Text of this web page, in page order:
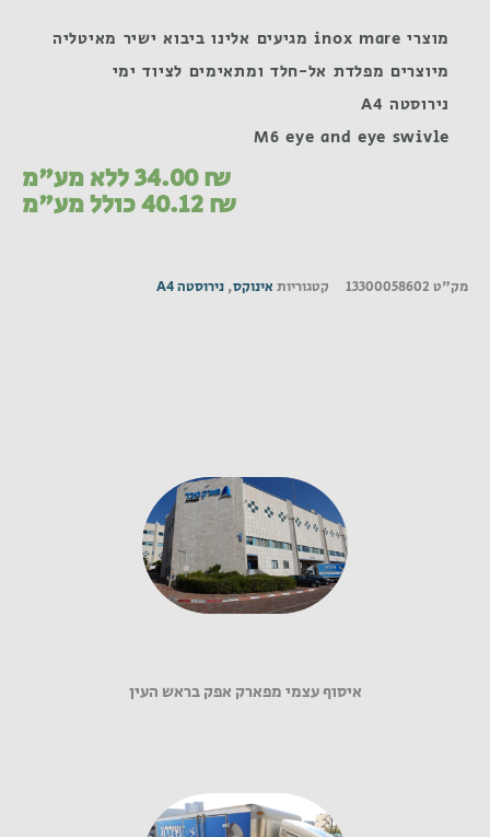
מוצרי inox mare מגיעים אלינו ביבוא ישיר מאיטליה
מיוצרים מפלדת אל-חלד ומתאימים לציוד ימי
נירוסטה A4
M6 eye and eye swivle
34.00₪ ללא מע"מ
40.12₪ כולל מע"מ
מק"ט 13300058602 קטגוריות אינוקס, נירוסטה A4
איסוף עצמי מפארק אפק בראש העין